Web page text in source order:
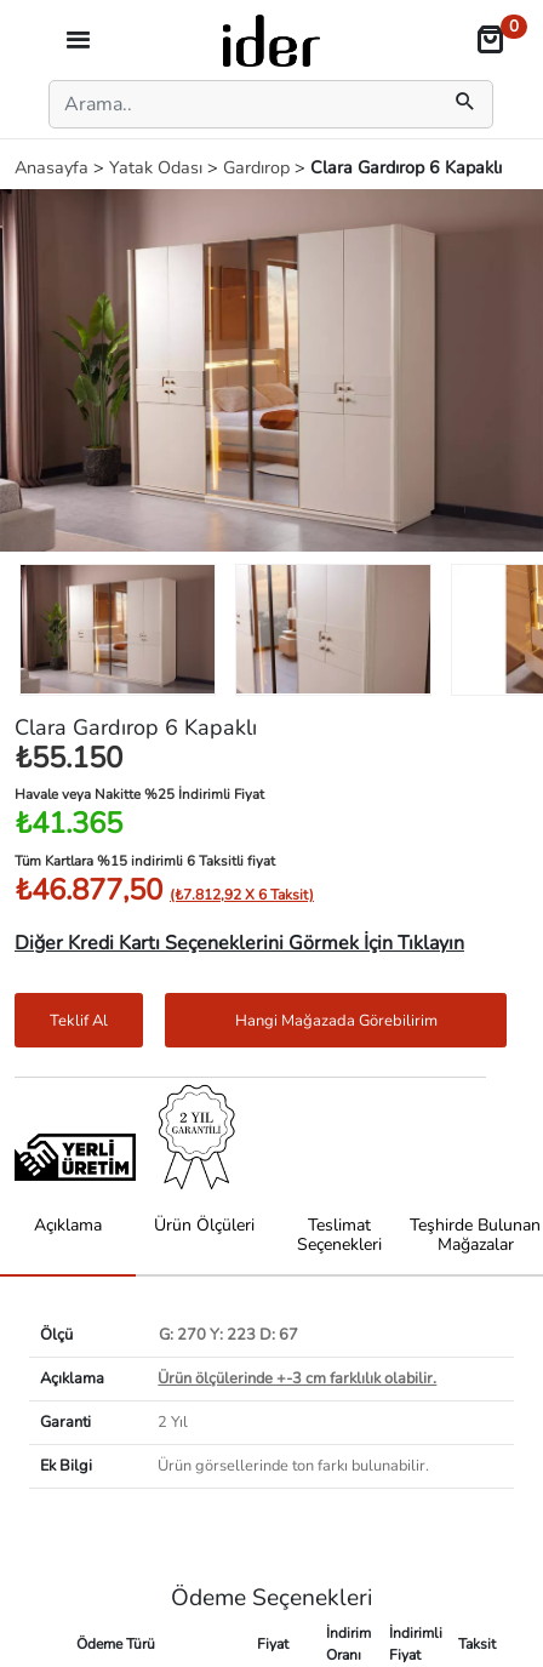
0
Anasayfa > Yatak Odası > Gardırop > Clara Gardırop 6 Kapaklı
Clara Gardırop 6 Kapaklı
₺55.150
Havale veya Nakitte %25 İndirimli Fiyat
₺41.365
Tüm Kartlara %15 indirimli 6 Taksitli fiyat
₺46.877,50 (₺7.812,92 X 6 Taksit)
Diğer Kredi Kartı Seçeneklerini Görmek İçin Tıklayın
Teklif Al Hangi Mağazada Görebilirim
Açıklama Ürün Ölçüleri
Teslimat
Seçenekleri
Teşhirde Bulunan
Mağazalar
Ölçü
G: 270 Y: 223 D: 67
Açıklama
Ürün ölçülerinde +-3 cm farklılık olabilir.
Garanti
2 Yıl
Ek Bilgi
Ürün görsellerinde ton farkı bulunabilir.
Ödeme Seçenekleri
Ödeme Türü Fiyat
İndirim
Oranı
İndirimli
Fiyat
Taksit